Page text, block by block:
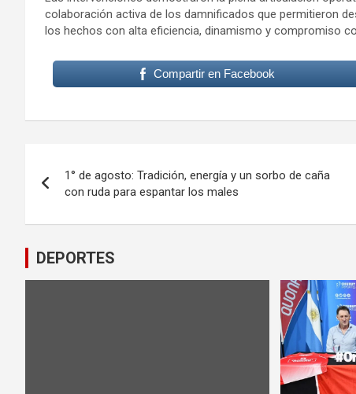
colaboración activa de los damnificados que permitieron
los hechos con alta eficiencia, dinamismo y compromiso
Compartir en Facebook
de
entradas
1° de agosto: Tradición, energía y un sorbo de caña
con ruda para espantar los males
DEPORTES